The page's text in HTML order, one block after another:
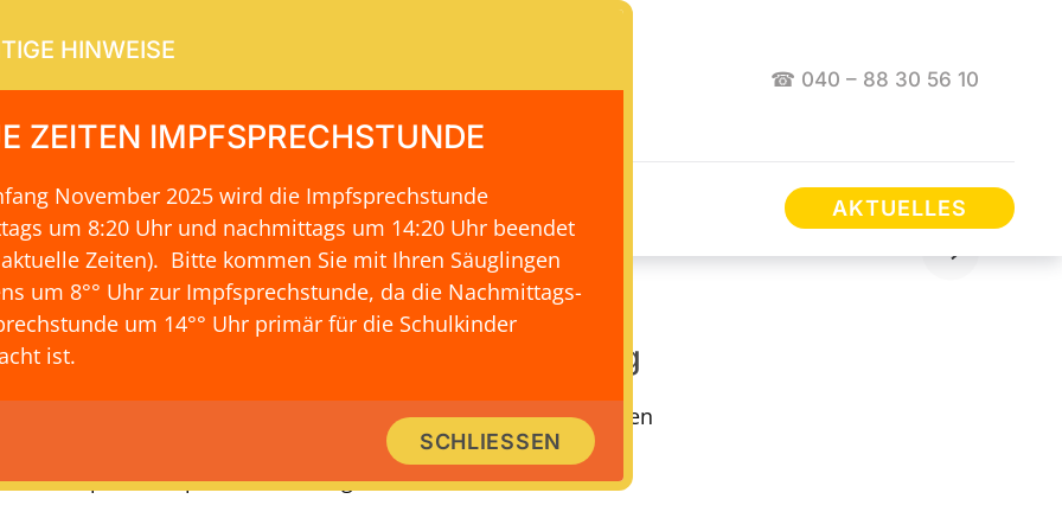
☎ 040 – 88 30 56 10
KONTAKT & LAGE AKTUELLES
von Dr. med. Stephan Schoof, Hamburg
stellt Wissen zur Verfügung und schafft die Möglichkeit, Wissen
Es gibt Einblick in Dr. Stephan Schoof kardiologischen
Kooperationspartner und Mitgliedschaften.
HINWEISE
ZEITEN IMPFSPRECHSTUNDE
November 2025 wird die Impfsprechstunde
um 8:20 Uhr und nachmittags um 14:20 Uhr beendet
Zeiten). Bitte kommen Sie mit Ihren Säuglingen
um 8°° Uhr zur Impfsprechstunde, da die Nachmittags-
um 14°° Uhr primär für die Schulkinder
ist.
SCHLIESSEN